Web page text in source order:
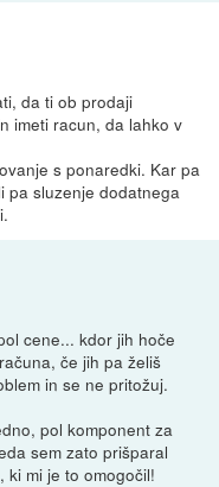
da ti ob prodaji
imeti racun, da lahko v
s ponaredki. Kar pa
pa sluzenje dodatnega
cene... kdor jih hoče
če jih pa želiš
in se ne pritožuj.
pol komponent za
sem zato prišparal
ki mi je to omogočil!